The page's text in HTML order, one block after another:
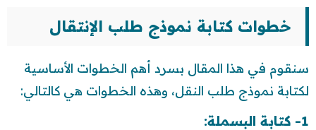
خطوات كتابة نموذج طلب الإنتقال
سنقوم في هذا المقال بسرد أهم الخطوات الأساسية
لكتابة نموذج طلب النقل، وهذه الخطوات هي كالتالي:
1- كتابة البسملة: